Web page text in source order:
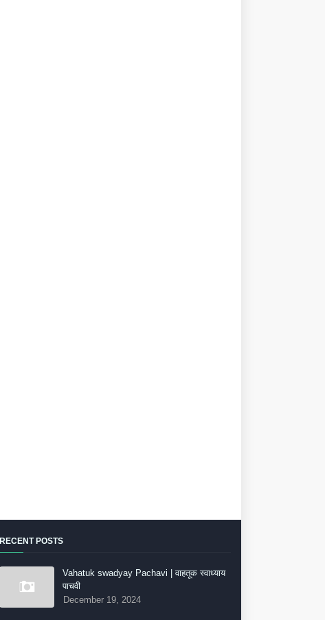
RECENT POSTS
Vahatuk swadyay Pachavi | वाहतूक स्वाध्याय
पाचवी
December 19, 2024